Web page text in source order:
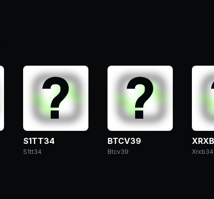
S1TT34
S1tt34
BTCV39
Btcv39 Xrxb34